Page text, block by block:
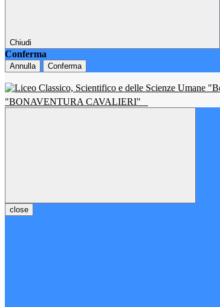
Chiudi
Conferma
Annulla Conferma
"BONAVENTURA CAVALIERI"
close